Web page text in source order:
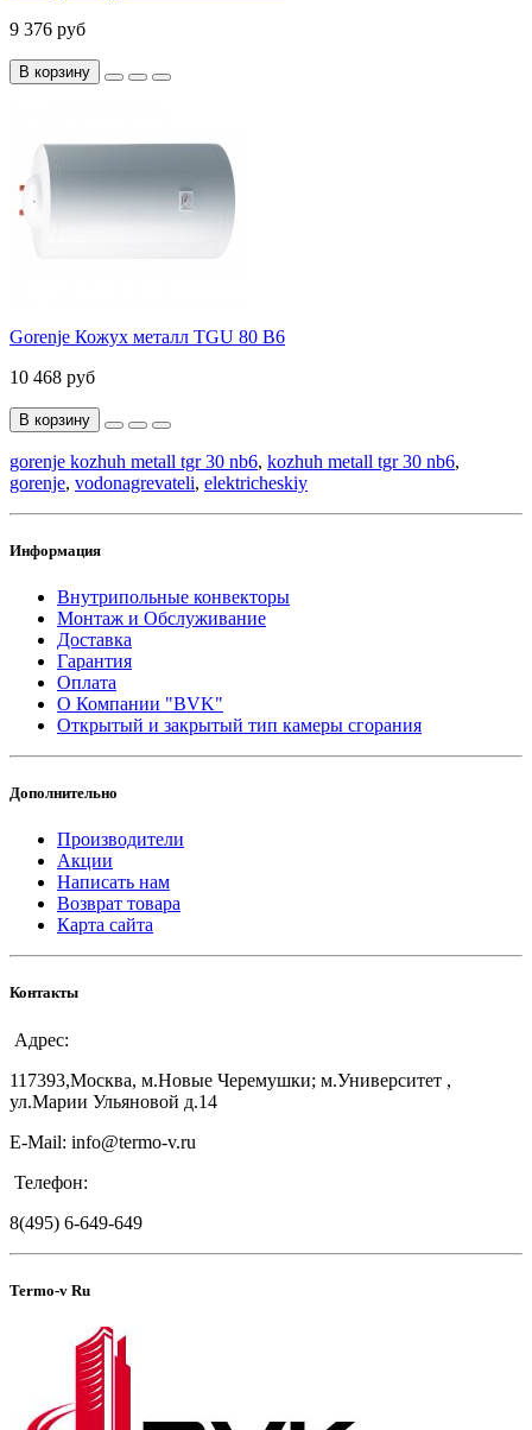
9 376 руб
В корзину
Gorenje Кожух металл TGU 80 B6
10 468 руб
В корзину
gorenje kozhuh metall tgr 30 nb6, kozhuh metall tgr 30 nb6,
gorenje, vodonagrevateli, elektricheskiy
Информация
Внутрипольные конвекторы
Монтаж и Обслуживание
Доставка
Гарантия
Оплата
О Компании "BVK"
Открытый и закрытый тип камеры сгорания
Дополнительно
Производители
Акции
Написать нам
Возврат товара
Карта сайта
Контакты
Адрес:
117393,Москва, м.Новые Черемушки; м.Университет ,
ул.Марии Ульяновой д.14
E-Mail: info@termo-v.ru
Телефон:
8(495) 6-649-649
Termo-v Ru